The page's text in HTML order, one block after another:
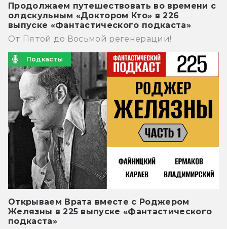
Продолжаем путешествовать во времени с
олдскульным «Доктором Кто» в 226
выпуске «Фантастического подкаста»
От Пятой до Восьмой регенерации!
Подкасты
Открываем Врата вместе с Роджером
Желязны в 225 выпуске «Фантастического
подкаста»